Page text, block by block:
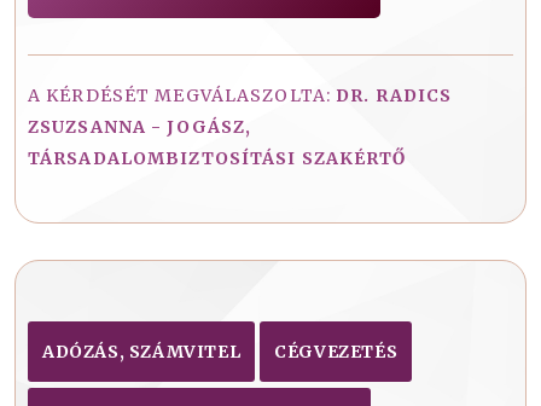
A KÉRDÉSÉT MEGVÁLASZOLTA: DR. RADICS
ZSUZSANNA - JOGÁSZ,
TÁRSADALOMBIZTOSÍTÁSI SZAKÉRTŐ
ADÓZÁS, SZÁMVITEL CÉGVEZETÉS